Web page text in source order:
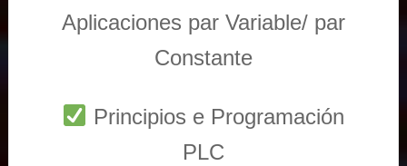
Aplicaciones par Variable/ par
Constante
Principios e Programación
PLC